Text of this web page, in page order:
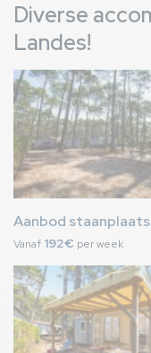
Diverse
Landes!
Afbeelding
Aanbod
Vanaf 192€ per week
Afbeelding